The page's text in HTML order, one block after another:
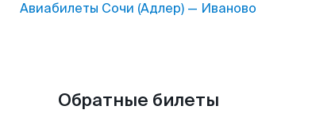
Авиабилеты Сочи (Адлер) — Иваново
Обратные билеты